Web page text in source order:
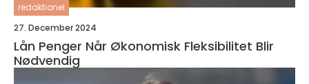
redaktionel
27. December 2024
Lån Penger Når Økonomisk Fleksibilitet Blir
Nødvendig